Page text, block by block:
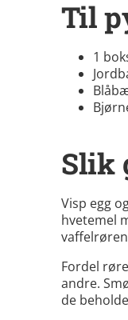
Til
1
Slik
Visp egg
hvetemel
Fordel
andre.
de